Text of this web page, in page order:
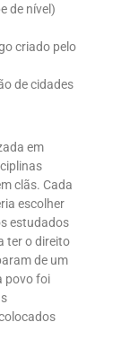
de nível)
criado pelo
de cidades
em
clãs. Cada
escolher
estudados
ter o direito
de um
povo foi